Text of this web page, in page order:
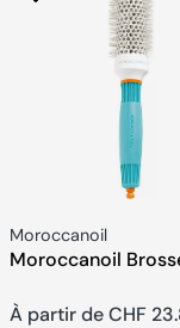
Fournisseur:
Moroccanoil
Moroccanoil
Prix
À partir de CHF